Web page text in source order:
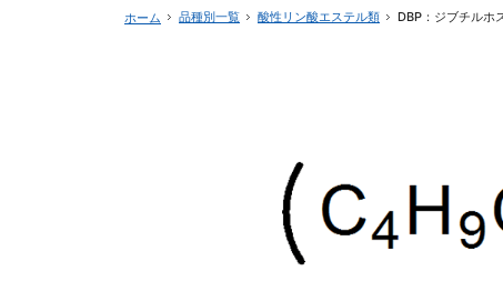
ホーム 品種別一覧 酸性リン酸エステル類 DBP：ジブチルホ